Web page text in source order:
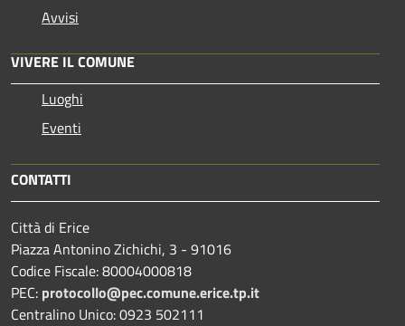
Avvisi
VIVERE IL COMUNE
Luoghi
Eventi
CONTATTI
Città di Erice
Piazza Antonino Zichichi, 3 - 91016
Codice Fiscale: 80004000818
PEC: protocollo@pec.comune.erice.tp.it
Centralino Unico: 0923 502111